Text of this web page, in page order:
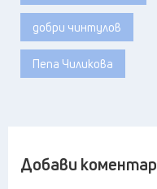
добри чинтулов
Пепа Чиликова
Добави коментар